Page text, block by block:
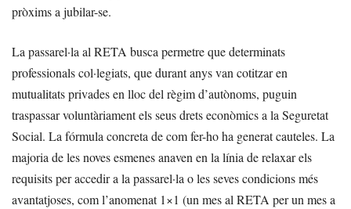
pròxims a jubilar-se.
La passarel·la al RETA busca permetre que determinats
professionals col·legiats, que durant anys van cotitzar en
mutualitats privades en lloc del règim d’autònoms, puguin
traspassar voluntàriament els seus drets econòmics a la Seguretat
Social. La fórmula concreta de com fer-ho ha generat cauteles. La
majoria de les noves esmenes anaven en la línia de relaxar els
requisits per accedir a la passarel·la o les seves condicions més
avantatjoses, com l’anomenat 1×1 (un mes al RETA per un mes a